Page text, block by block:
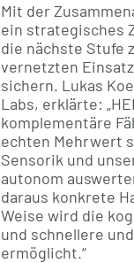
Mit der
ein strategisches
die nächste Stufe
vernetzten
sichern. Lukas
Labs, erklärte:
komplementäre
echten Mehrwert
Sensorik und
autonom
daraus konkrete
Weise wird die
und schnellere
ermöglicht.“